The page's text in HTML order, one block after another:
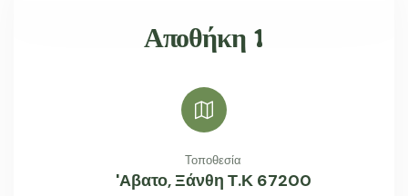
Αποθήκη 1
Τοποθεσία
'Αβατο, Ξάνθη Τ.Κ 67200